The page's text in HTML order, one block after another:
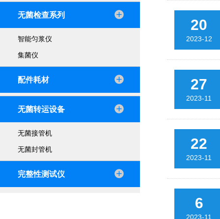
无菌检查系列
智能匀浆仪
集菌仪
配件耗材
无菌转运设备
无菌接管机
无菌封管机
完整性测试仪
20
2023-12
27
2023-11
22
2023-11
6
2023-11